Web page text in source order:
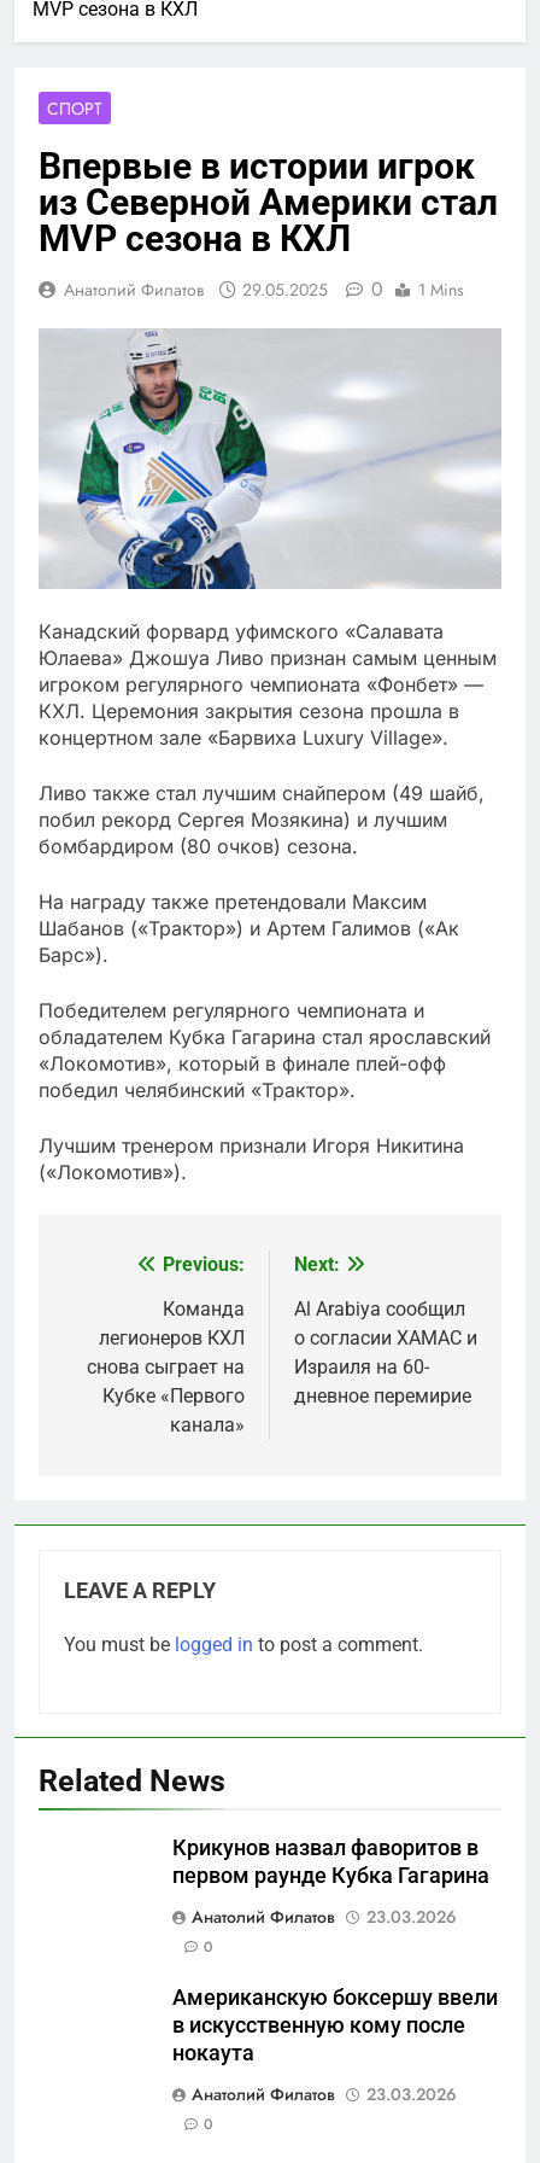
MVP сезона в КХЛ
СПОРТ
Впервые в истории игрок
из Северной Америки стал
MVP сезона в КХЛ
Анатолий Филатов 29.05.2025 0 1 Mins
Канадский форвард уфимского «Салавата
Юлаева» Джошуа Ливо признан самым ценным
игроком регулярного чемпионата «Фонбет» —
КХЛ. Церемония закрытия сезона прошла в
концертном зале «Барвиха Luxury Village».
Ливо также стал лучшим снайпером (49 шайб,
побил рекорд Сергея Мозякина) и лучшим
бомбардиром (80 очков) сезона.
На награду также претендовали Максим
Шабанов («Трактор») и Артем Галимов («Ак
Барс»).
Победителем регулярного чемпионата и
обладателем Кубка Гагарина стал ярославский
«Локомотив», который в финале плей-офф
победил челябинский «Трактор».
Лучшим тренером признали Игоря Никитина
(«Локомотив»).
navigation
Previous:
Команда
легионеров КХЛ
снова сыграет на
Кубке «Первого
канала»
Next:
Al Arabiya сообщил
о согласии ХАМАС и
Израиля на 60-
дневное перемирие
LEAVE A REPLY
You must be logged in to post a comment.
Related News
Крикунов назвал фаворитов в
первом раунде Кубка Гагарина
Анатолий Филатов
23.03.2026
0
Американскую боксершу ввели
в искусственную кому после
нокаута
Анатолий Филатов
23.03.2026
0
«500-тонный беспилотник»
скрывает российский ВМФ
САНКТ-ПЕТЕРБУРГ И ОБЛАСТЬ
Перезагрузка в Удмуртии:
Отставка Бречалова как